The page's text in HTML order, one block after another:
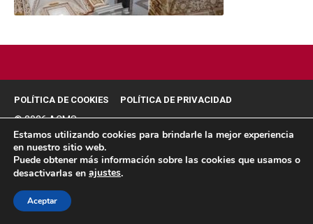
POLÍTICA DE COOKIES POLÍTICA DE PRIVACIDAD
© 2026 ACMS.
Estamos utilizando cookies para brindarle la mejor experiencia
en nuestro sitio web.
Puede obtener más información sobre las cookies que usamos o
desactivarlas en ajustes.
Aceptar